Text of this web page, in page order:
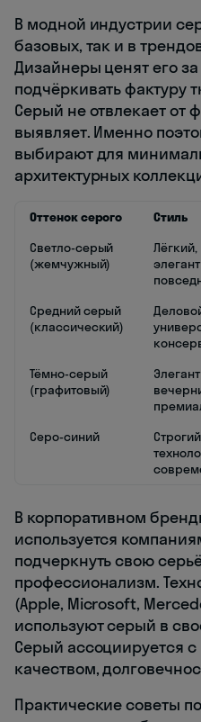
В модной индустрии
базовых, так и в
Дизайнеры ценят его
подчёркивать фактуру
Серый не отвлекает
выявляет. Именно
выбирают для
архитектурных
Оттенок серого Стиль
Светло-серый
(жемчужный)
Лёгкий,
Средний серый
(классический)
Тёмно-серый
(графитовый)
Серо-синий
В корпоративном
используется
подчеркнуть свою
профессионализм.
(Apple, Microsoft,
используют серый в
Серый ассоциируется
качеством,
Практические советы